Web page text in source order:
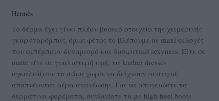
Hermès
Το δέρμα έχει γίνει πλέον βασικό στοιχείο της χειμερινής
γκαρνταρόμπας, όμως φέτος το βλέπουμε σε maxi εκδοχές
που εκπέμπουν δυναμισμό και διακριτικό sexyness. Είτε σε
matte είτε σε γυαλιστερή υφή, τα leather dresses
αγκαλιάζουν το σώμα χωρίς να δείχνουν αυστηρά,
αποπνέοντας αέρα ανανέωσης. Για να απογειώστε τα
δερμάτινα φορέματα, συνδυάστε τα με high-heel boots